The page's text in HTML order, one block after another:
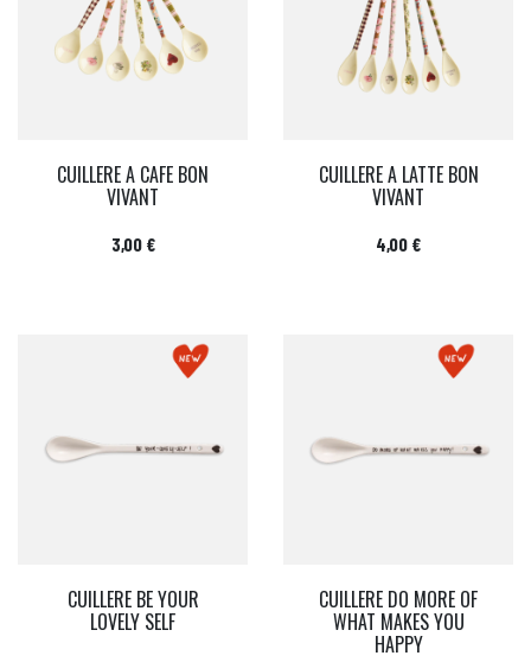
CUILLERE A CAFE BON
VIVANT
Prix
3,00 €
CUILLERE A LATTE BON
VIVANT
Prix
4,00 €
CUILLERE BE YOUR
LOVELY SELF
CUILLERE DO MORE OF
WHAT MAKES YOU
HAPPY